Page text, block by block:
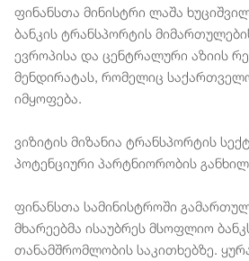
ფინანსთა მინისტრი ლაშა
ბანკის ტრანსპორტის
ევროპისა და ცენტრალური აზიის
მენდირატას, რომელიც
იმყოფება.
ვიზიტის მიზანია ტრანსპორტის
პოტენციური პარტნიორობის
ფინანსთა სამინისტროში
მხარეებმა ისაუბრეს მსოფლიო
თანამშრომლობის საკითხებზე.